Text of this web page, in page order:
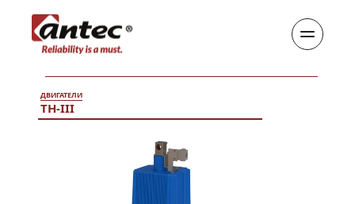
TH-III
ДВИГАТЕЛИ